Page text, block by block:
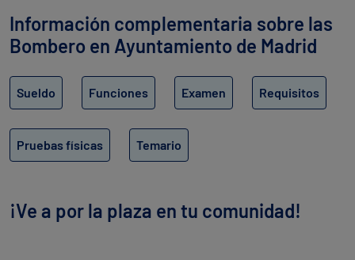
Información complementaria sobre las
Bombero en Ayuntamiento de Madrid
Sueldo Funciones Examen Requisitos
Pruebas físicas Temario
¡Ve a por la plaza en tu comunidad!